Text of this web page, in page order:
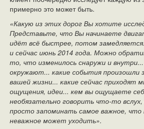
примерно это может быть.
«Какую из этих дорог Вы хотите
Представьте, что Вы начинаете
идёт всё быстрее, потом
и сейчас июнь 2014 года. Можно
то, что изменилось снаружи и
окружают... какие события произошли
вашей жизни... какие сейчас приходят
ощущения, идеи... кем вы ощущаете
необязательно говорить что-то
просто запоминать самое важное, что
неважное может уходить».